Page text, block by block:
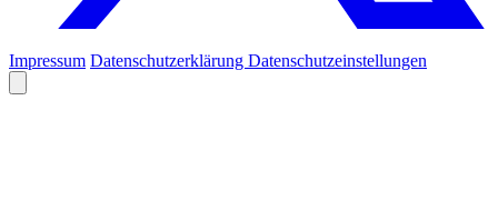
Impressum Datenschutzerklärung Datenschutzeinstellungen